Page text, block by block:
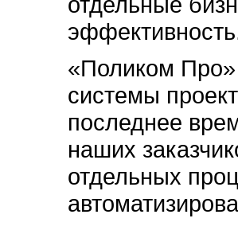
«Поликом Про»
системы
последнее
наших
отдельных